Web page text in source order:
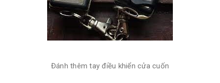
Đánh thêm tay điều khiển cửa cuốn